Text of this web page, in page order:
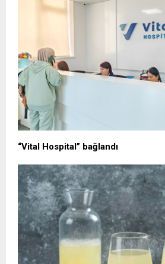
“Vital Hospital” bağlandı